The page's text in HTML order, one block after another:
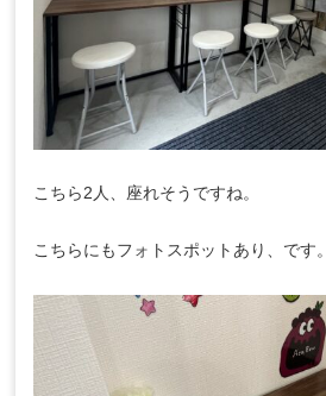
こちら2人、座れそうですね。
こちらにもフォトスポットあり、です。